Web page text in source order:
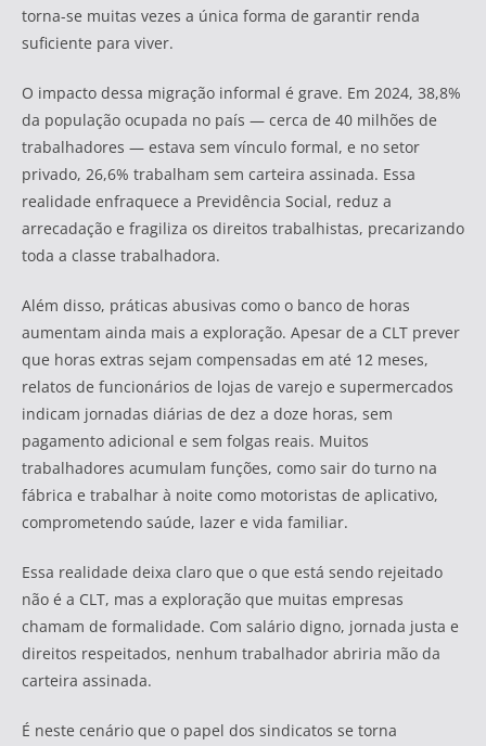
torna-se muitas vezes a única forma de garantir renda
suficiente para viver.
O impacto dessa migração informal é grave. Em 2024, 38,8%
da população ocupada no país — cerca de 40 milhões de
trabalhadores — estava sem vínculo formal, e no setor
privado, 26,6% trabalham sem carteira assinada. Essa
realidade enfraquece a Previdência Social, reduz a
arrecadação e fragiliza os direitos trabalhistas, precarizando
toda a classe trabalhadora.
Além disso, práticas abusivas como o banco de horas
aumentam ainda mais a exploração. Apesar de a CLT prever
que horas extras sejam compensadas em até 12 meses,
relatos de funcionários de lojas de varejo e supermercados
indicam jornadas diárias de dez a doze horas, sem
pagamento adicional e sem folgas reais. Muitos
trabalhadores acumulam funções, como sair do turno na
fábrica e trabalhar à noite como motoristas de aplicativo,
comprometendo saúde, lazer e vida familiar.
Essa realidade deixa claro que o que está sendo rejeitado
não é a CLT, mas a exploração que muitas empresas
chamam de formalidade. Com salário digno, jornada justa e
direitos respeitados, nenhum trabalhador abriria mão da
carteira assinada.
É neste cenário que o papel dos sindicatos se torna